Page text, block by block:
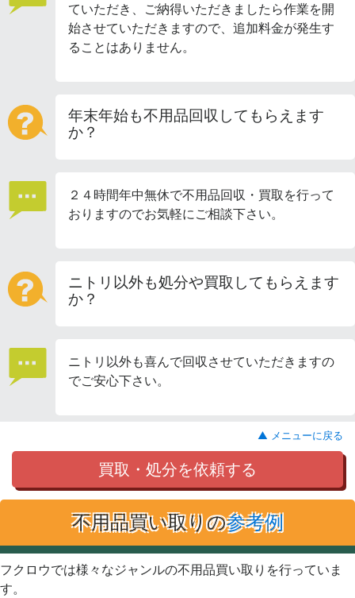
ていただき、ご納得いただきましたら作業を開
始させていただきますので、追加料金が発生す
ることはありません。
年末年始も不用品回収してもらえます
か？
２４時間年中無休で不用品回収・買取を行って
おりますのでお気軽にご相談下さい。
ニトリ以外も処分や買取してもらえます
か？
ニトリ以外も喜んで回収させていただきますの
でご安心下さい。
▲ メニューに戻る
買取・処分を依頼する
不用品買い取りの参考例
フクロウでは様々なジャンルの不用品買い取りを行っていま
す。